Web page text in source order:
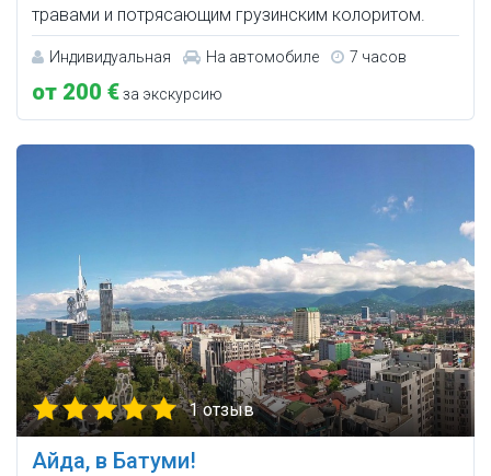
травами и потрясающим грузинским колоритом.
Индивидуальная На автомобиле 7 часов
от 200 €за экскурсию
1 отзыв
Айда, в Батуми!